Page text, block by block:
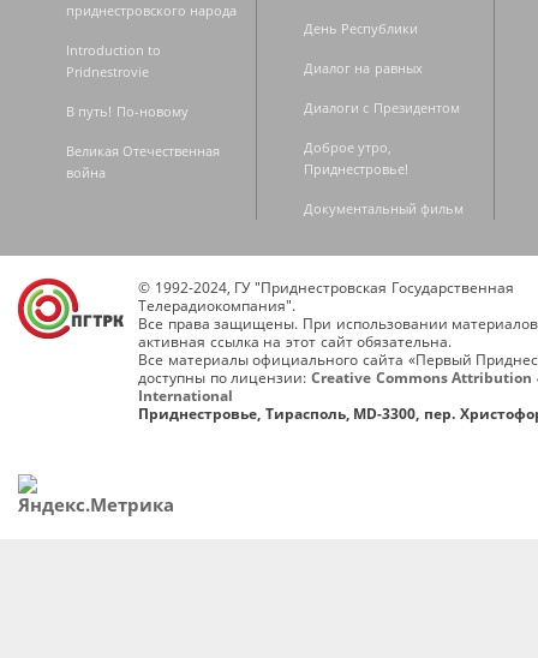
приднестровского народа
Introduction to
Pridnestrovie
В путь! По-новому
Великая Отечественная
война
День Республики
Диалог на равных
Диалоги с Президентом
Доброе утро,
Приднестровье!
Документальный фильм
© 1992-2024, ГУ "Приднестровская Государственная
Телерадиокомпания".
Все права защищены. При использовании
активная ссылка на этот сайт обязательна.
Все материалы официального сайта «Первый
доступны по лицензии: Creative Commons Attribution
International
Приднестровье, Тирасполь, MD-3300, пер.